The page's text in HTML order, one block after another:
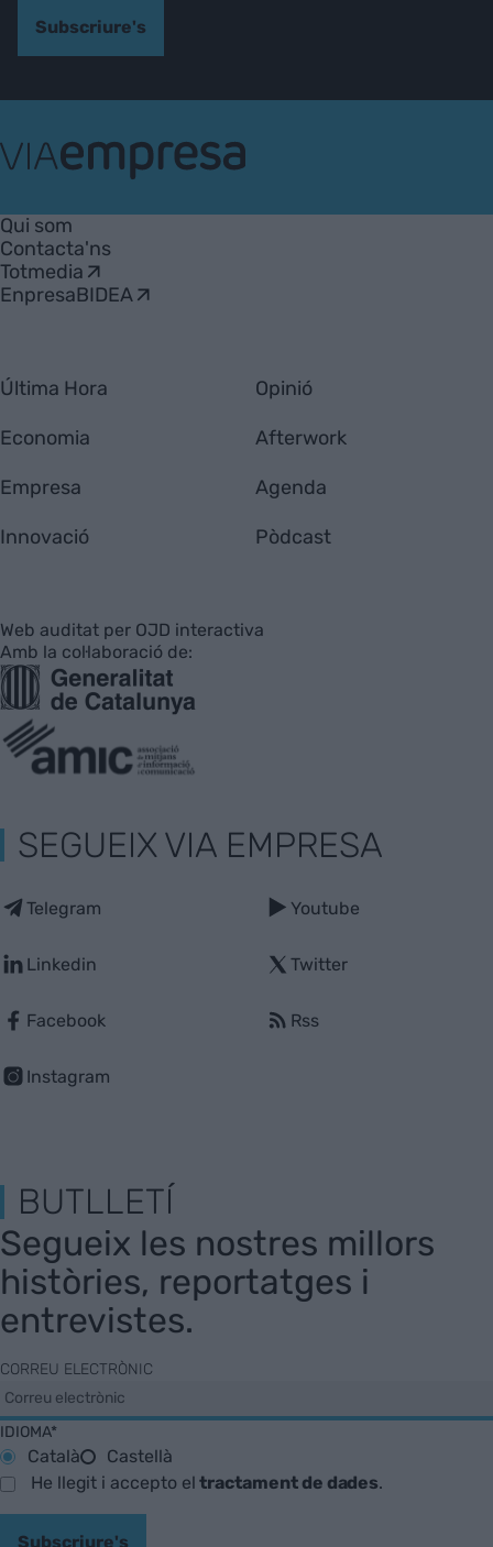
Subscriure's
Empresa
Qui som
Contacta'ns
Totmedia
EnpresaBIDEA
Última Hora
Economia
Empresa
Innovació
Opinió
Afterwork
Agenda
Pòdcast
Web auditat per OJD interactiva
Amb la col·laboració de:
SEGUEIX VIA EMPRESA
Telegram
Linkedin
Facebook
Instagram
Youtube
Twitter
Rss
BUTLLETÍ
Segueix les nostres millors
històries, reportatges i
entrevistes.
CORREU ELECTRÒNIC
IDIOMA*
Català
Castellà
He llegit i accepto eltractament de dades.
Subscriure's